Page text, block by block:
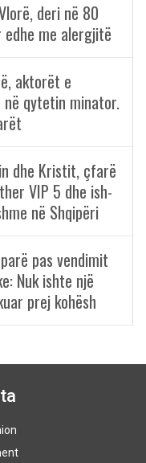
deri në 80
me alergjitë
aktorët e
qytetin minator.
dhe Kristit, çfarë
VIP 5 dhe ish-
në Shqipëri
pas vendimit
Nuk ishte një
prej kohësh